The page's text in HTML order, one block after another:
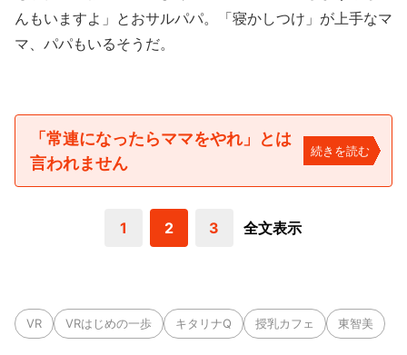
んもいますよ」とおサルパパ。「寝かしつけ」が上手なマ
マ、パパもいるそうだ。
「常連になったらママをやれ」とは
言われません
続きを読む
1 2 3 全文表示
VR VRはじめの一歩 キタリナQ 授乳カフェ 東智美